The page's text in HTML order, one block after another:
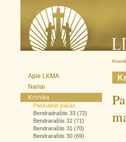
Apie LKMA
Nariai
Kronika
Paskutinis įrašas
Bendradraštis 33 (72)
Bendraraštis 32 (71)
Bendraraštis 31 (70)
Bendraraštis 30 (69)